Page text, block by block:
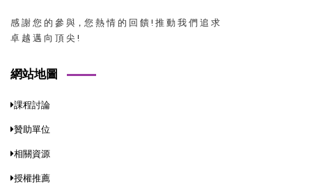
感 謝 您 的 參 與，您 熱 情 的 回 饋 ! 推 動 我 們 追 求
卓 越 邁 向 頂 尖 !
網站地圖
課程討論
贊助單位
相關資源
授權推薦